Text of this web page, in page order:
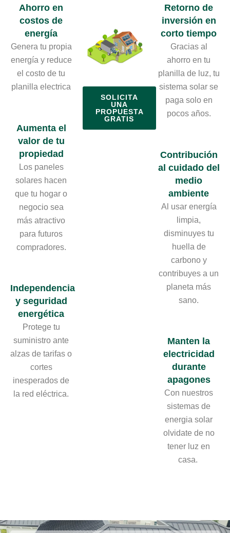
Ahorro en
costos de
energía
Genera tu propia
energía y reduce
el costo de tu
planilla electrica
Aumenta el
valor de tu
propiedad
Los paneles
solares hacen
que tu hogar o
negocio sea
más atractivo
para futuros
compradores.
Independencia
y seguridad
energética
Protege tu
suministro ante
alzas de tarifas o
cortes
inesperados de
la red eléctrica.
SOLICITA
UNA
PROPUESTA
GRATIS
Retorno de
inversión en
corto tiempo
Gracias al
ahorro en tu
planilla de luz, tu
sistema solar se
paga solo en
pocos años.
Contribución
al cuidado del
medio
ambiente
Al usar energía
limpia,
disminuyes tu
huella de
carbono y
contribuyes a un
planeta más
sano.
Manten la
electricidad
durante
apagones
Con nuestros
sistemas de
energia solar
olvidate de no
tener luz en
casa.